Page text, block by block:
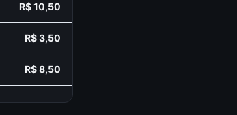
R$ 10,50
R$ 3,50
R$ 8,50